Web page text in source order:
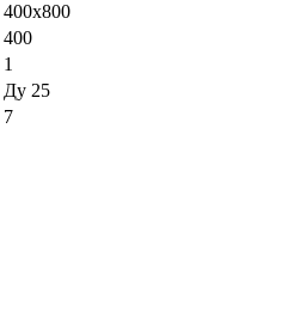
400х800
400
1
Ду 25
7